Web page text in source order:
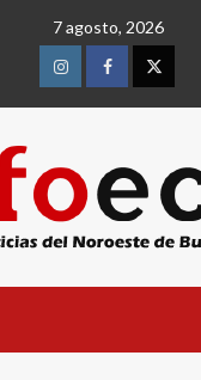
7 agosto, 2026
InstagramFacebookTwitter